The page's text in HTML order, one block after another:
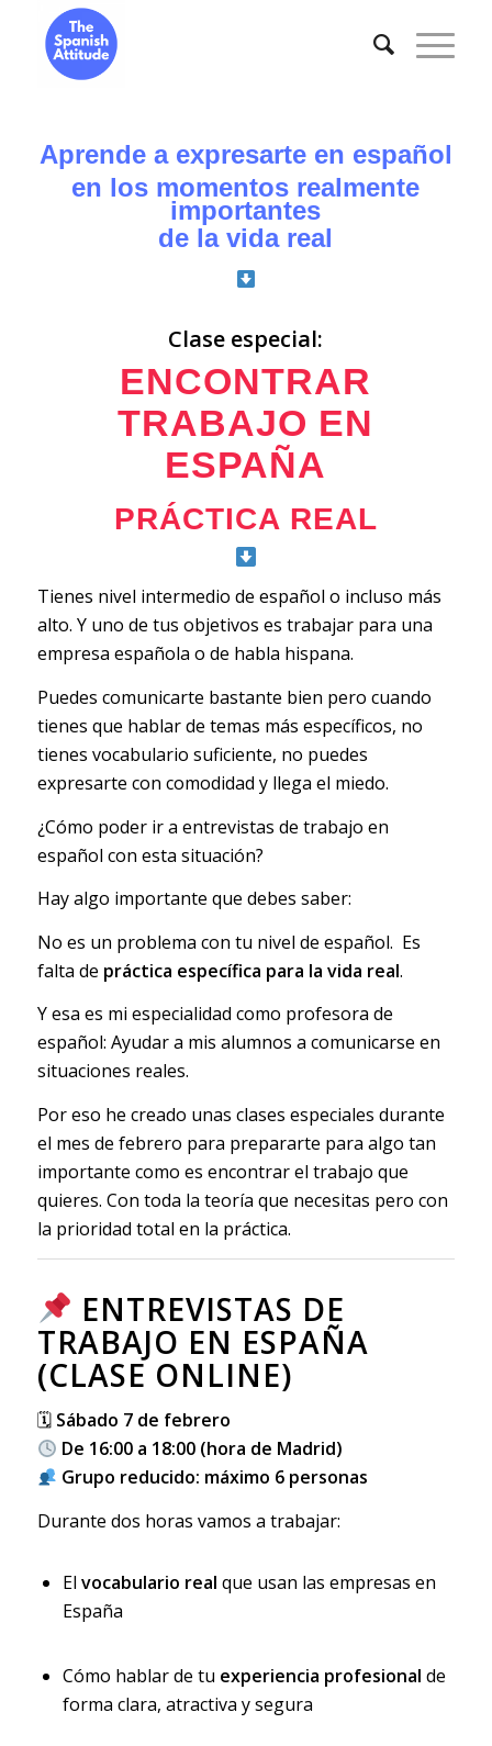
Aprende a expresarte en español
en los momentos realmente
importantes
de la vida real
Clase especial:
ENCONTRAR
TRABAJO EN
ESPAÑA
PRÁCTICA REAL
Tienes nivel intermedio de español o incluso más
alto. Y uno de tus objetivos es trabajar para una
empresa española o de habla hispana.
Puedes comunicarte bastante bien pero cuando
tienes que hablar de temas más específicos, no
tienes vocabulario suficiente, no puedes
expresarte con comodidad y llega el miedo.
¿Cómo poder ir a entrevistas de trabajo en
español con esta situación?
Hay algo importante que debes saber:
No es un problema con tu nivel de español. Es
falta de práctica específica para la vida real.
Y esa es mi especialidad como profesora de
español: Ayudar a mis alumnos a comunicarse en
situaciones reales.
Por eso he creado unas clases especiales durante
el mes de febrero para prepararte para algo tan
importante como es encontrar el trabajo que
quieres. Con toda la teoría que necesitas pero con
la prioridad total en la práctica.
ENTREVISTAS DE
TRABAJO EN ESPAÑA
(CLASE ONLINE)
🗓 Sábado 7 de febrero
De 16:00 a 18:00 (hora de Madrid)
Grupo reducido: máximo 6 personas
Durante dos horas vamos a trabajar:
El vocabulario real que usan las empresas en
España
Cómo hablar de tu experiencia profesional de
forma clara, atractiva y segura